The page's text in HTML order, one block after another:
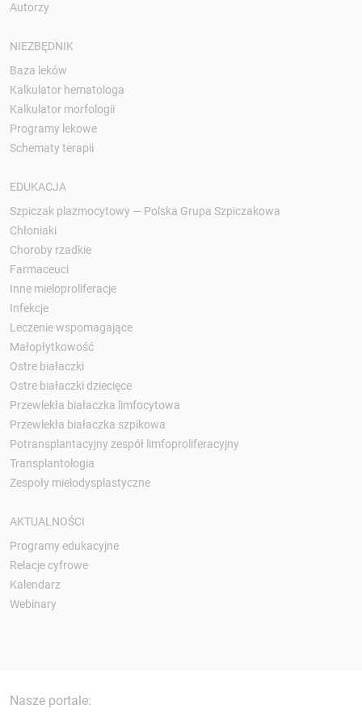
Autorzy
NIEZBĘDNIK
Baza leków
Kalkulator hematologa
Kalkulator morfologii
Programy lekowe
Schematy terapii
EDUKACJA
Szpiczak plazmocytowy — Polska Grupa Szpiczakowa
Chłoniaki
Choroby rzadkie
Farmaceuci
Inne mieloproliferacje
Infekcje
Leczenie wspomagające
Małopłytkowość
Ostre białaczki
Ostre białaczki dziecięce
Przewlekła białaczka limfocytowa
Przewlekła białaczka szpikowa
Potransplantacyjny zespół limfoproliferacyjny
Transplantologia
Zespoły mielodysplastyczne
AKTUALNOŚCI
Programy edukacyjne
Relacje cyfrowe
Kalendarz
Webinary
Nasze portale: